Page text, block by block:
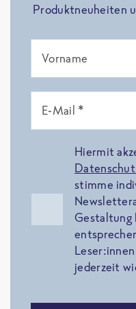
Produktneuheiten
Vorname
E-Mail *
Hiermit
stimme
jederzeit